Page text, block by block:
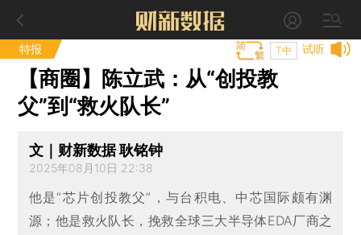
特报 试听
T中
【商圈】陈立武：从“创投教
父”到“救火队长”
文｜财新数据 耿铭钟
2025年08月10日 22:38
他是“芯片创投教父”，与台积电、中芯国际颇有渊
源；他是救火队长，挽救全球三大半导体EDA厂商之